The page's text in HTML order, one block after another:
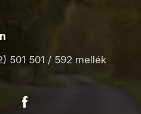
501 501 / 592 mellék